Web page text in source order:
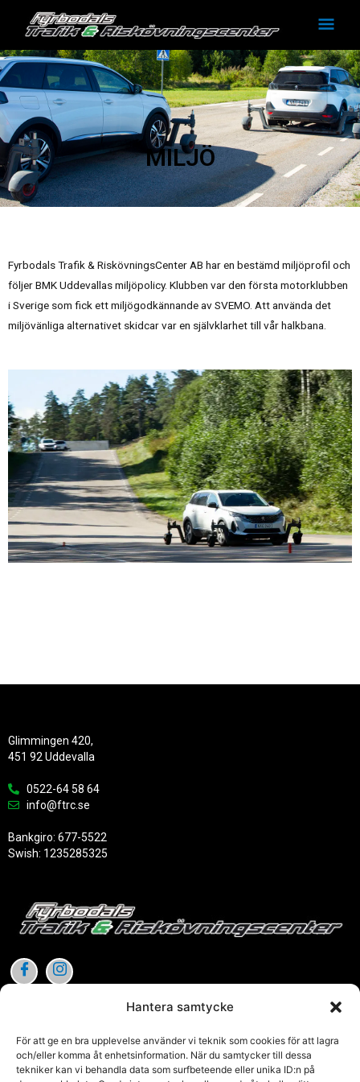
Hantera samtycke
För att ge en bra upplevelse använder vi teknik som cookies för att lagra
och/eller komma åt enhetsinformation. När du samtycker till dessa
tekniker kan vi behandla data som surfbeteende eller unika ID:n på
innehåll
MILJÖ
Fyrbodals Trafik & RiskövningsCenter AB har en bestämd miljöprofil och
följer BMK Uddevallas miljöpolicy. Klubben var den första motorklubben
i Sverige som fick ett miljögodkännande av SVEMO. Att använda det
miljövänliga alternativet skidcar var en självklarhet till vår halkbana.
Glimmingen 420,
451 92 Uddevalla
0522-64 58 64
info@ftrc.se
Bankgiro: 677-5522
Swish: 1235285325
Länkar
Trafik